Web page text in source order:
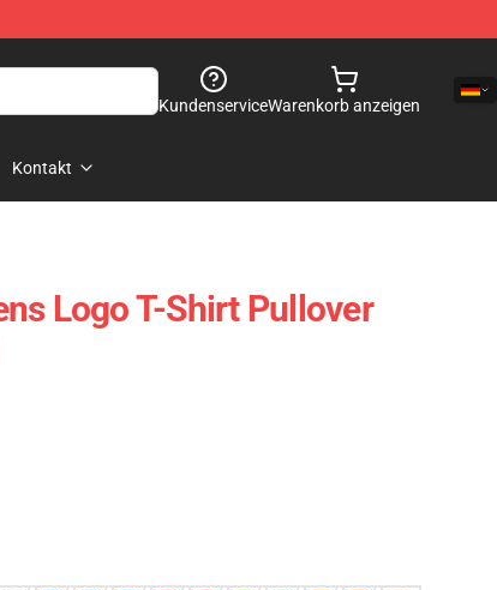
KundenserviceWarenkorb anzeigen
Kontakt
Logo T-Shirt Pullover